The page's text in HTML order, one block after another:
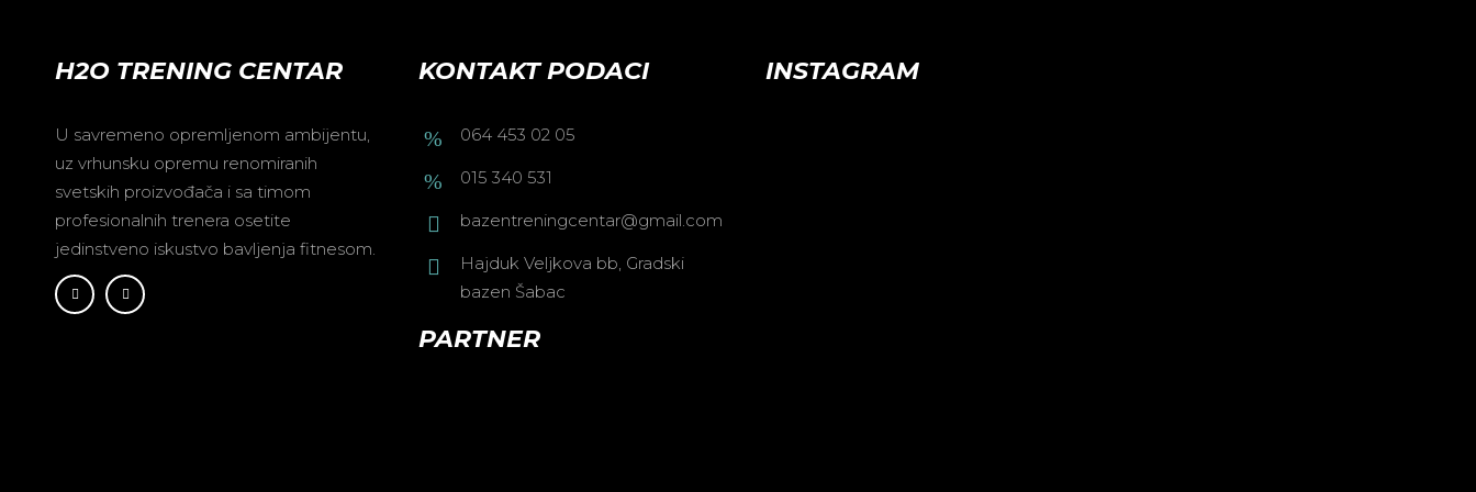
H2O TRENING CENTAR
U savremeno opremljenom ambijentu,
uz vrhunsku opremu renomiranih
svetskih proizvođača i sa timom
profesionalnih trenera osetite
jedinstveno iskustvo bavljenja fitnesom.
KONTAKT PODACI
064 453 02 05
015 340 531
bazentreningcentar@gmail.com
Hajduk Veljkova bb, Gradski
bazen Šabac
PARTNER
INSTAGRAM